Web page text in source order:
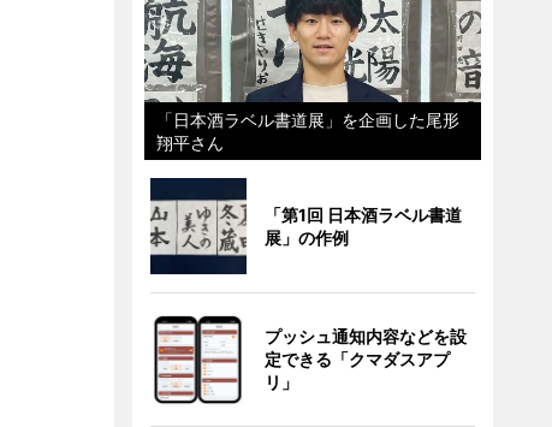
「日本酒ラベル書道展」を企画した尾形
翔平さん
「第1回 日本酒ラベル書道
展」の作例
プッシュ通知内容などを設
定できる「クマダスアプ
リ」